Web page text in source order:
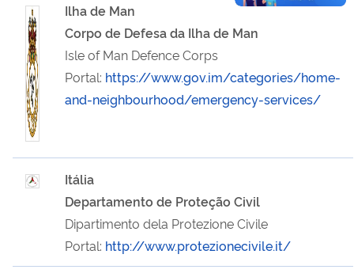
Ilha de Man
Corpo de Defesa da Ilha de Man
Isle of Man Defence Corps
Portal: https://www.gov.im/categories/home-
and-neighbourhood/emergency-services/
Itália
Departamento de Proteção Civil
Dipartimento dela Protezione Civile
Portal: http://www.protezionecivile.it/